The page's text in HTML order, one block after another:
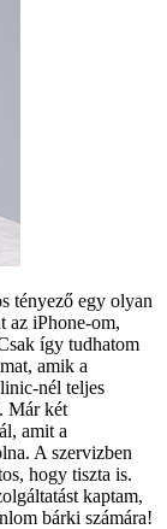
tényező egy olyan
az iPhone-om,
így tudhatom
amik a
nél teljes
Már két
amit a
A szervizben
hogy tiszta is.
kaptam,
bárki számára!